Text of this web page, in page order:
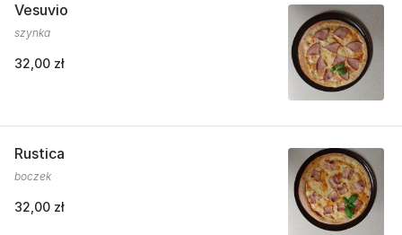
Vesuvio
szynka
32,00 zł
Rustica
boczek
32,00 zł